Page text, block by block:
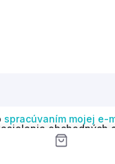
spracúvaním mojej e-
obchodných
v súlade s čl. 6 ods.
Svoj súhlas